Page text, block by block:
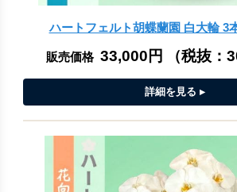
ハートフェルト胡蝶蘭園 白大輪 3
販売価格 33,000円 （税抜：